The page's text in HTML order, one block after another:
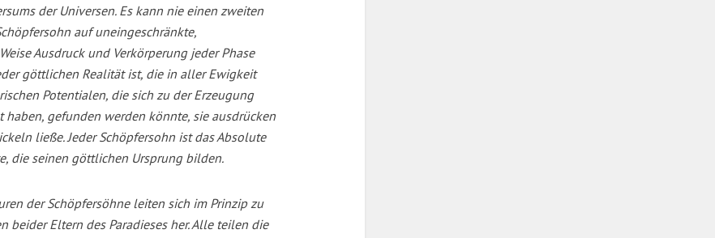
der Universen. Es kann nie einen zweiten
auf uneingeschränkte,
Ausdruck und Verkörperung jeder Phase
göttlichen Realität ist, die in aller Ewigkeit
Potentialen, die sich zu der Erzeugung
gefunden werden könnte, sie ausdrücken
ließe. Jeder Schöpfersohn ist das Absolute
die seinen göttlichen Ursprung bilden.
der Schöpfersöhne leiten sich im Prinzip zu
beider Eltern des Paradieses her. Alle teilen die